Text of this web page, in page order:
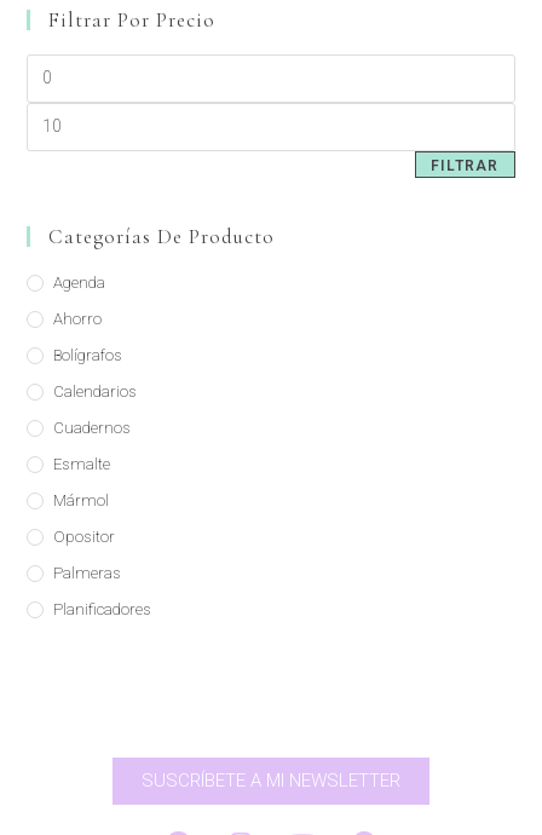
Filtrar Por Precio
FILTRAR
Categorías De Producto
Agenda
Ahorro
Bolígrafos
Calendarios
Cuadernos
Esmalte
Mármol
Opositor
Palmeras
Planificadores
SUSCRÍBETE A MI NEWSLETTER